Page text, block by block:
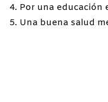
Por una educación
Una buena salud